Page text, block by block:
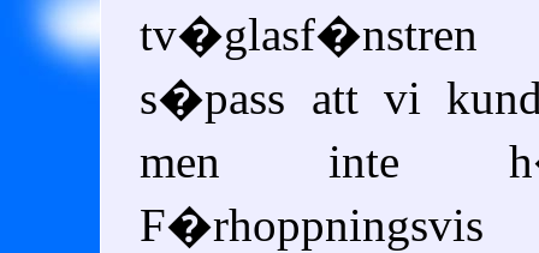
tv�glasf�nstren
s�pass att vi
men inte